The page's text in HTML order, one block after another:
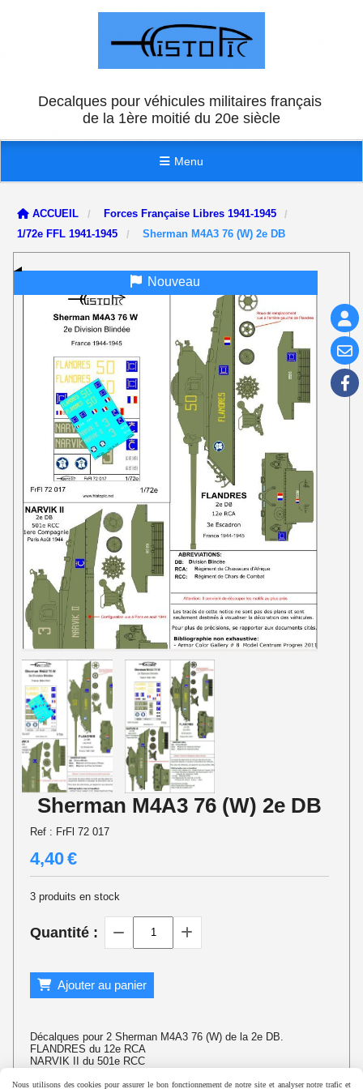
Decalques pour véhicules militaires français
de la 1ère moitié du 20e siècle
Menu
ACCUEIL
Forces Française Libres 1941-1945
1/72e FFL 1941-1945
Sherman M4A3 76 (W) 2e DB
Nouveau
Sherman M4A3 76 (W) 2e DB
Ref : FrFl 72 017
4,40€
3 produits en stock
Quantité :
Ajouter au panier
Décalques pour 2 Sherman M4A3 76 (W) de la 2e DB.
FLANDRES du 12e RCA
NARVIK II du 501e RCC
Nous utilisons des cookies pour assurer le bon fonctionnement de notre site et analyser notre trafic et